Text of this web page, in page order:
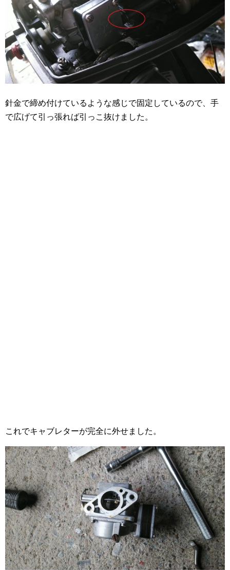
針金で締め付けているような感じで固定しているので、手
で広げて引っ張れば引っこ抜けました。
これでキャブレターが完全に外せました。